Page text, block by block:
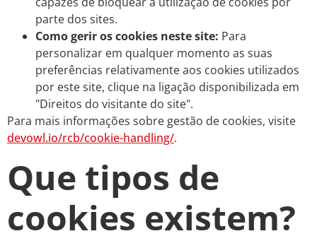
parte dos sites.
Como gerir os cookies neste site: Para
personalizar em qualquer momento as suas
preferências relativamente aos cookies utilizados
por este site, clique na ligação disponibilizada em
"Direitos do visitante do site".
Para mais informações sobre gestão de cookies, visite
devowl.io/rcb/cookie-handling/.
Que tipos de
cookies existem?